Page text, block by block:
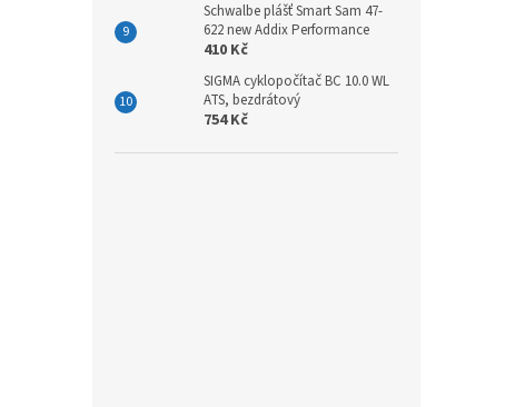
Schwalbe plášť Smart Sam 47-
622 new Addix Performance
410 Kč
SIGMA cyklopočítač BC 10.0 WL
ATS, bezdrátový
754 Kč